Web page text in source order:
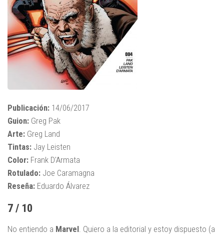
Publicación: 14/06/2017
Guion: Greg Pak
Arte: Greg Land
Tintas: Jay Leisten
Color: Frank D'Armata
Rotulado: Joe Caramagna
Reseña: Eduardo Álvarez
7 / 10
No entiendo a Marvel . Quiero a la editorial y estoy dispuesto (a